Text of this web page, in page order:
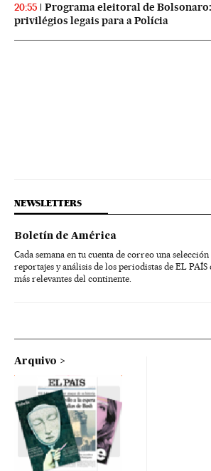
20:55
Programa eleitoral de
privilégios legais para a Polícia
NEWSLETTERS
Boletín de América
Cada semana en tu cuenta de correo una
reportajes y análisis de los periodistas de EL
más relevantes del continente.
Arquivo